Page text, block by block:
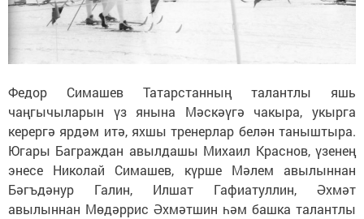
Федор Симашев Татарстанның талантлы яшь
чаңгычыларын үз янына Мәскәүгә чакыра, укырга
керергә ярдәм итә, яхшы тренерлар белән таныштыра.
Югары Баграждан авылдашы Михаил Краснов, үзенең
энесе Николай Симашев, күрше Мәлем авылыннан
Бәгъдәнур Галин, Илшат Гафиатуллин, Әхмәт
авылыннан Мөдәррис Әхмәтшин һәм башка талантлы